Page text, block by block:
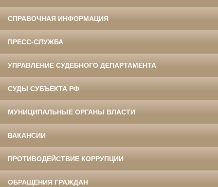
СПРАВОЧНАЯ ИНФОРМАЦИЯ
ПРЕСС-СЛУЖБА
УПРАВЛЕНИЕ СУДЕБНОГО ДЕПАРТАМЕНТА
СУДЫ СУБЪЕКТА РФ
МУНИЦИПАЛЬНЫЕ ОРГАНЫ ВЛАСТИ
ВАКАНСИИ
ПРОТИВОДЕЙСТВИЕ КОРРУПЦИИ
ОБРАЩЕНИЯ ГРАЖДАН